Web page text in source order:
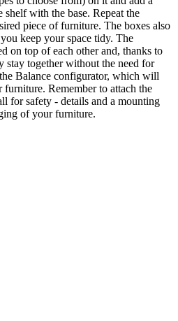
shelf with the base. Repeat the
piece of furniture. The boxes also
keep your space tidy. The
on top of each other and, thanks to
stay together without the need for
Balance configurator, which will
Remember to attach the
for safety - details and a mounting
of your furniture.